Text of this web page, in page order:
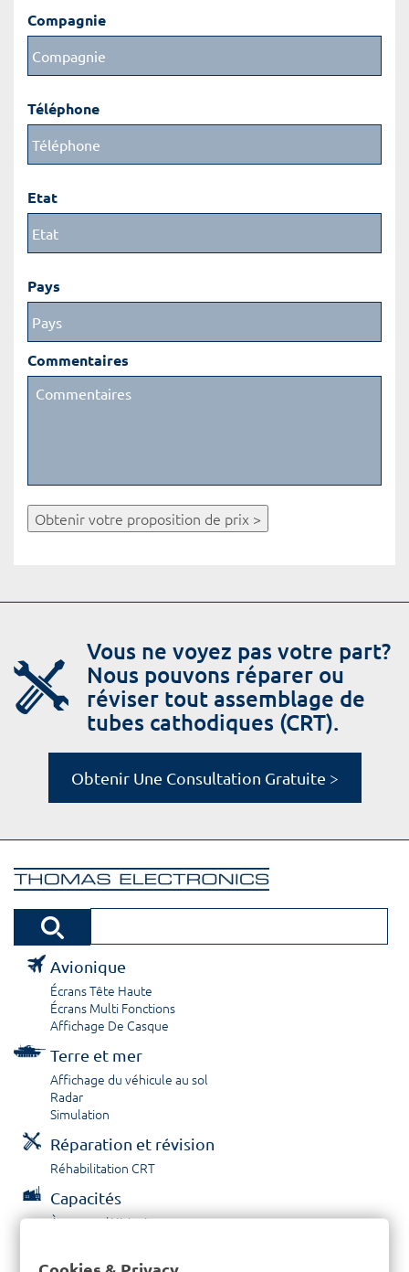
Compagnie
Téléphone
Etat
Pays
Commentaires
Obtenir votre proposition de prix >
Vous ne voyez pas votre part?
Nous pouvons réparer ou
réviser tout assemblage de
tubes cathodiques (CRT).
Obtenir Une Consultation Gratuite >
Avionique
Écrans Tête Haute
Écrans Multi Fonctions
Affichage De Casque
Terre et mer
Affichage du véhicule au sol
Radar
Simulation
Réparation et révision
Réhabilitation CRT
Capacités
À propos / Historique